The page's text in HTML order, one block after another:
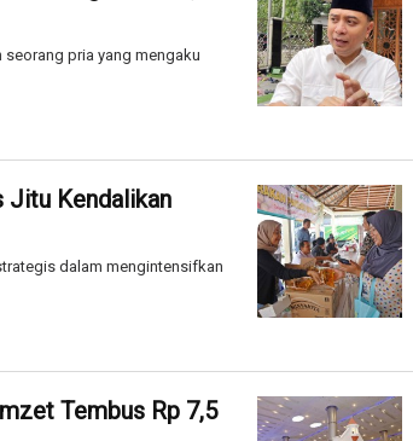
pria yang mengaku
Jitu Kendalikan
dalam mengintensifkan
Tembus Rp 7,5